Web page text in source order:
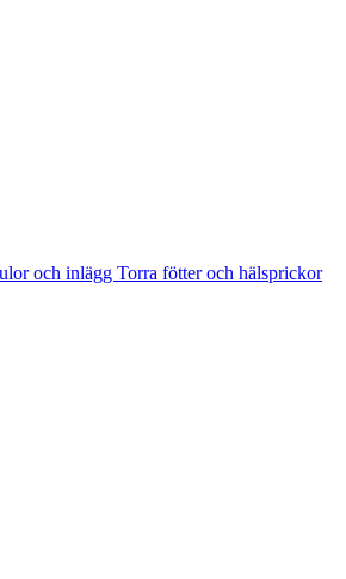
och inlägg Torra fötter och hälsprickor